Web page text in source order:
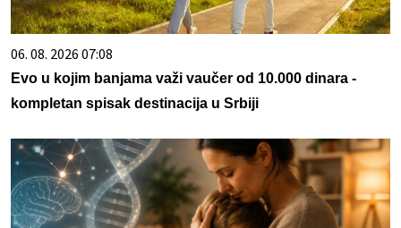
06. 08. 2026 07:08
Evo u kojim banjama važi vaučer od 10.000 dinara -
kompletan spisak destinacija u Srbiji